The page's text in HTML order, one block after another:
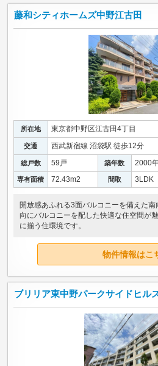
藤和シティホームズ中野江古田
所在地 東京都中野区江古田4丁目
交通 西武新宿線 沼袋駅 徒歩12分
総戸数 59戸 築年数 2000
専有面積 72.43m2 間取 3LDK
開放感あふれる3面バルコニーを備えた
向にバルコニーを配した快適な住空間が
に揃う住環境です。
物件情報はこ
ブリリア東中野パークサイドヒル